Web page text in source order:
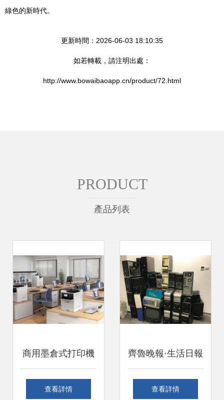
綠色的新時代。
更新時間：2026-06-03 18:10:35
如若轉載，請注明出處：
http://www.bowaibaoapp.cn/product/72.html
PRODUCT
產品列表
商用墨倉式打印機
再升級 打造流暢辦
查看詳情
齊魯晚報·生活日報
閑置電子辦公設備
查看詳情